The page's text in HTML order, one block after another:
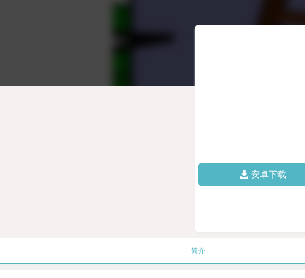
安卓下载
简介